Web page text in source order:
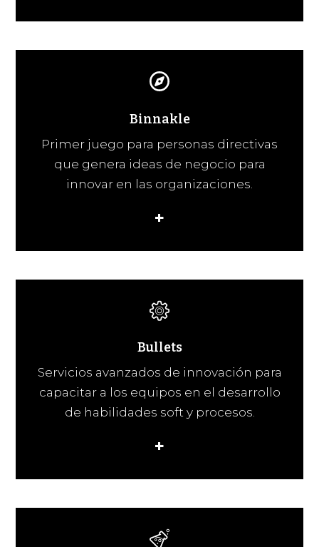
Binnakle
Primer juego para personas directivas
que genera ideas de negocio para
innovar en las organizaciones.
+
Bullets
Servicios avanzados de innovación para
capacitar a los equipos en el desarrollo
de habilidades soft y procesos.
+